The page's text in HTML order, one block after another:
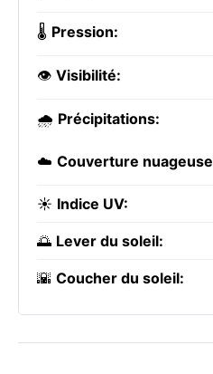
🌡️ Pression:
👁️ Visibilité:
🌧️ Précipitations:
☁️ Couverture
☀️ Indice UV:
🌅 Lever du soleil:
🌇 Coucher du soleil: